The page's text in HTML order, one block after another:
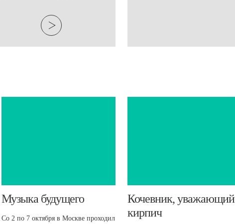
​Музыка будущего
Со 2 по 7 октября в Москве проходил
Кочевник, уважающий
кирпич